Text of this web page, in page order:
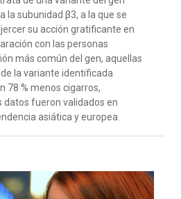
la subunidad β3, a la que se
su acción gratificante en
con las personas
más común del gen, aquellas
la variante identificada
78 % menos cigarros,
datos fueron validados en
asiática y europea.